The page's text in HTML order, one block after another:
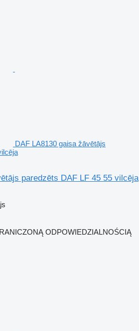
DAF LA8130 gaisa žāvētājs
paredzēts DAF LF 45 55 vilcēja
ODPOWIEDZIALNOŚCIĄ